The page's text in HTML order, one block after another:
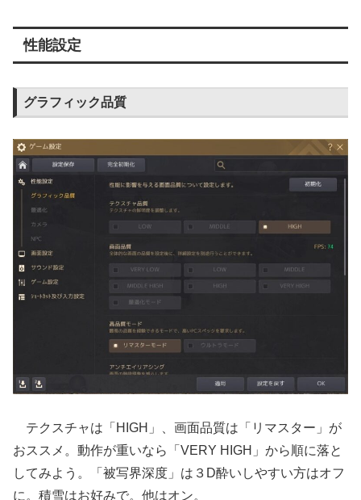
性能設定
グラフィック品質
テクスチャは「HIGH」、画面品質は「リマスター」が
おススメ。動作が重いなら「VERY HIGH」から順に落と
してみよう。「被写界深度」は３D酔いしやすい方はオフ
に。積雪はお好みで。他はオン。